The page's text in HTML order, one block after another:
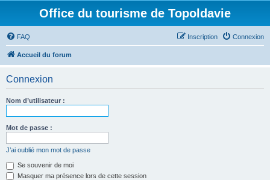
Office du tourisme de Topoldavie
FAQ Connexion
Inscription
Accueil du forum
Connexion
Nom d’utilisateur :
Mot de passe :
J’ai oublié mon mot de passe
Se souvenir de moi
Masquer ma présence lors de cette session